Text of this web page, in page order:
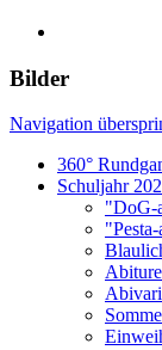
Bilder
Navigation
360°
Schuljahr
"DoG-